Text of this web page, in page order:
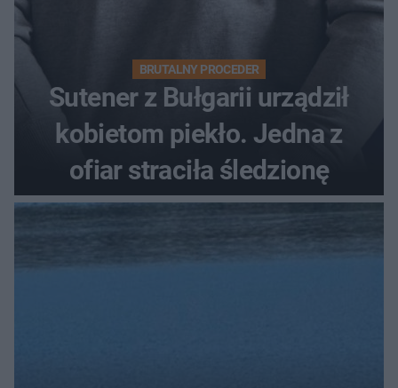
BRUTALNY PROCEDER
Sutener z Bułgarii urządził
kobietom piekło. Jedna z
ofiar straciła śledzionę